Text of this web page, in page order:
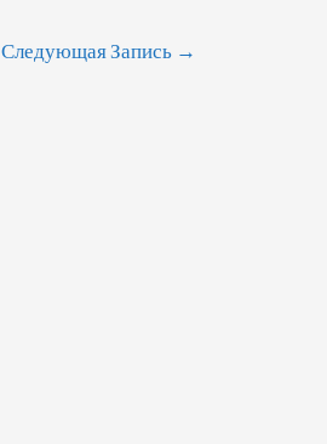
Следующая Запись →